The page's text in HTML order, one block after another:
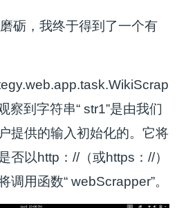
砺，我终于得到了一个有
察到字符串“ str1”是由我们
提供的输入初始化的。它将
否以http：//（或https：//）
调用函数“ webScrapper”。